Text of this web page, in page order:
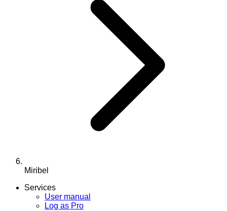
Miribel
Services
User manual
Log as Pro